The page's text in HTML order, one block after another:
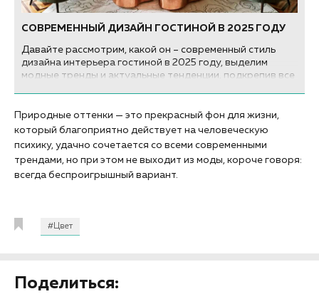
СОВРЕМЕННЫЙ ДИЗАЙН ГОСТИНОЙ В 2025 ГОДУ
Давайте рассмотрим, какой он – современный стиль
дизайна интерьера гостиной в 2025 году, выделим
модные тренды и актуальные тенденции, подкрепив все
Природные оттенки — это прекрасный фон для жизни,
который благоприятно действует на человеческую
психику, удачно сочетается со всеми современными
трендами, но при этом не выходит из моды, короче говоря:
всегда беспроигрышный вариант.
#Цвет
Поделиться: